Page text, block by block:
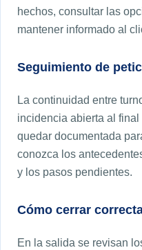
hechos, consultar las
mantener informado al
Seguimiento de
La continuidad entre
incidencia abierta al
quedar documentada
conozca los
y los pasos pendientes.
Cómo cerrar
En la salida se revisan